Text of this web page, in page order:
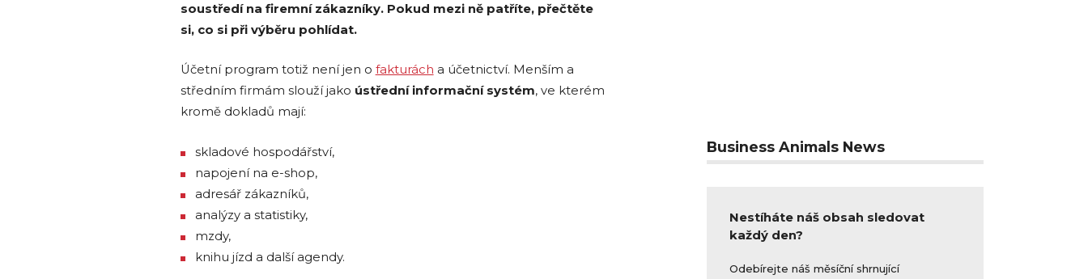
soustředí na firemní zákazníky. Pokud mezi ně patříte, přečtěte
si, co si při výběru pohlídat.
Účetní program totiž není jen o fakturách a účetnictví. Menším a
středním firmám slouží jako ústřední informační systém, ve kterém
kromě dokladů mají:
skladové hospodářství,
napojení na e-shop,
adresář zákazníků,
analýzy a statistiky,
mzdy,
knihu jízd a další agendy.
Business Animals News
Nestíháte náš obsah sledovat
každý den?
Odebírejte náš měsíční shrnující